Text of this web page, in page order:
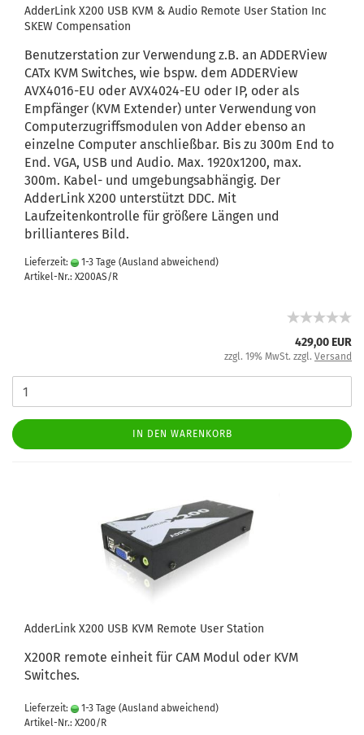
AdderLink X200 USB KVM & Audio Remote User Station Inc
SKEW Compensation
Benutzerstation zur Verwendung z.B. an ADDERView
CATx KVM Switches, wie bspw. dem ADDERView
AVX4016-EU oder AVX4024-EU oder IP, oder als
Empfänger (KVM Extender) unter Verwendung von
Computerzugriffsmodulen von Adder ebenso an
einzelne Computer anschließbar. Bis zu 300m End to
End. VGA, USB und Audio. Max. 1920x1200, max.
300m. Kabel- und umgebungsabhängig. Der
AdderLink X200 unterstützt DDC. Mit
Laufzeitenkontrolle für größere Längen und
brillianteres Bild.
Lieferzeit: 1-3 Tage (Ausland abweichend)
Artikel-Nr.: X200AS/R
429,00 EUR
zzgl. 19% MwSt. zzgl. Versand
IN DEN WARENKORB
AdderLink X200 USB KVM Remote User Station
X200R remote einheit für CAM Modul oder KVM
Switches.
Lieferzeit: 1-3 Tage (Ausland abweichend)
Artikel-Nr.: X200/R